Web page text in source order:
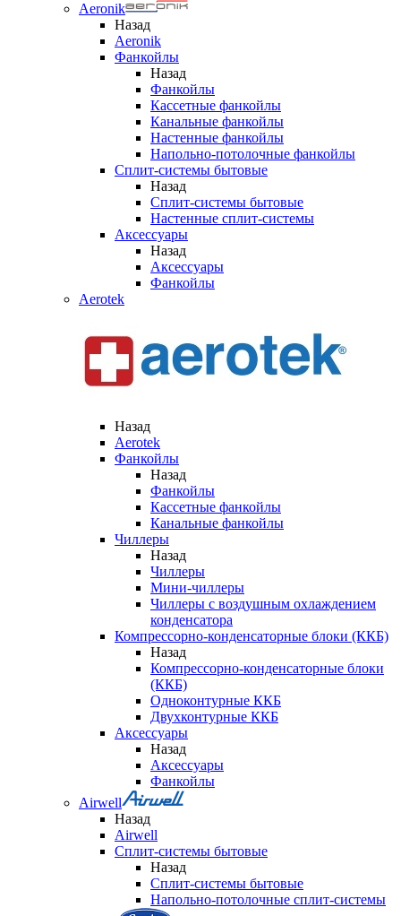
Aeronik
Назад
Aeronik
Фанкойлы
Назад
Фанкойлы
Кассетные фанкойлы
Канальные фанкойлы
Настенные фанкойлы
Напольно-потолочные фанкойлы
Сплит-системы бытовые
Назад
Сплит-системы бытовые
Настенные сплит-системы
Аксессуары
Назад
Аксессуары
Фанкойлы
Aerotek
Назад
Aerotek
Фанкойлы
Назад
Фанкойлы
Кассетные фанкойлы
Канальные фанкойлы
Чиллеры
Назад
Чиллеры
Мини-чиллеры
Чиллеры с воздушным охлаждением
конденсатора
Компрессорно-конденсаторные блоки (ККБ)
Назад
Компрессорно-конденсаторные блоки
(ККБ)
Одноконтурные ККБ
Двухконтурные ККБ
Аксессуары
Назад
Аксессуары
Фанкойлы
Airwell
Назад
Airwell
Сплит-системы бытовые
Назад
Сплит-системы бытовые
Напольно-потолочные сплит-системы